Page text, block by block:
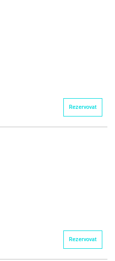
Rezervovat
Rezervovat